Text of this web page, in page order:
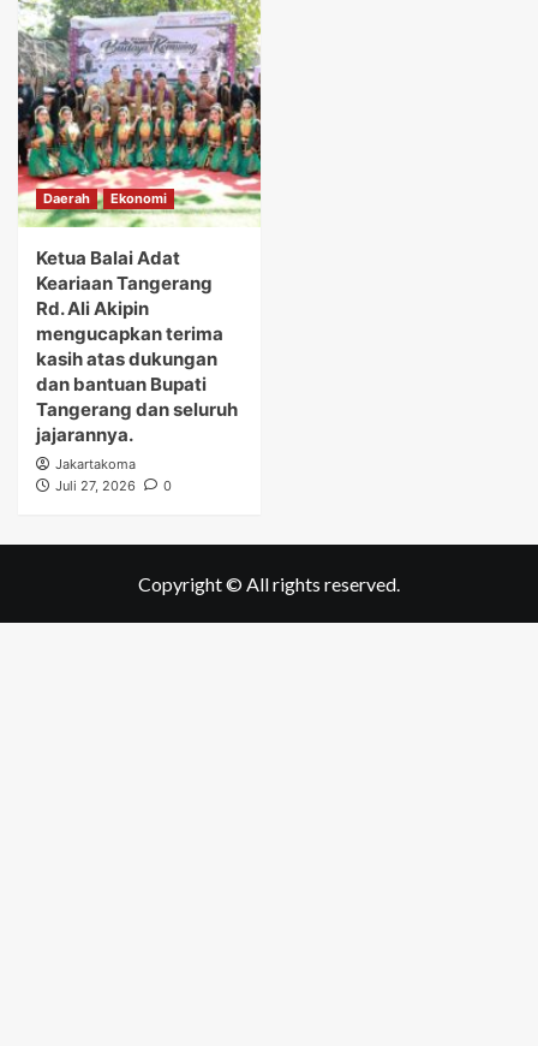
Daerah Ekonomi
Ketua Balai Adat
Keariaan Tangerang
Rd. Ali Akipin
mengucapkan terima
kasih atas dukungan
dan bantuan Bupati
Tangerang dan seluruh
jajarannya.
Jakartakoma
Juli 27, 2026
0
Copyright © All rights reserved.